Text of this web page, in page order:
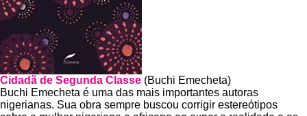
Cidadã de Segunda Classe (Buchi Emecheta)
Buchi Emecheta é uma das mais importantes autoras
nigerianas. Sua obra sempre buscou corrigir estereótipos